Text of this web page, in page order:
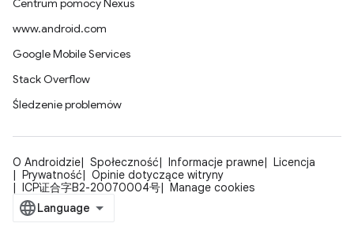
Centrum pomocy Nexus
www.android.com
Google Mobile Services
Stack Overflow
Śledzenie problemów
O Androidzie Społeczność Informacje prawne
Licencja
Prywatność
Opinie dotyczące witryny
ICP证合字B2-20070004号
Manage cookies